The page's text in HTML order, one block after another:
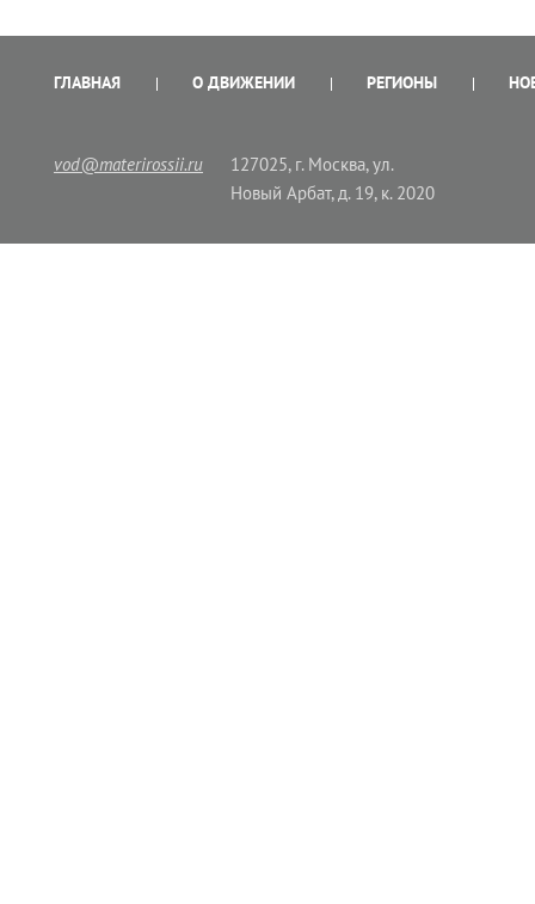
ГЛАВНАЯ О ДВИЖЕНИИ РЕГИОНЫ
vod@materirossii.ru
127025, г. Москва, ул.
Новый Арбат, д. 19, к. 2020